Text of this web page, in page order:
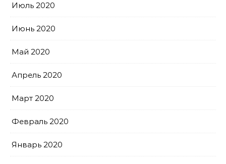
Июль 2020
Июнь 2020
Май 2020
Апрель 2020
Март 2020
Февраль 2020
Январь 2020